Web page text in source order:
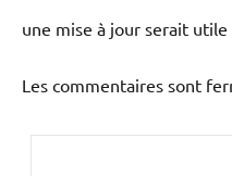
une mise à jour serait utile
Les commentaires sont